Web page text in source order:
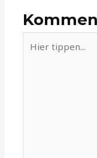
tippen...